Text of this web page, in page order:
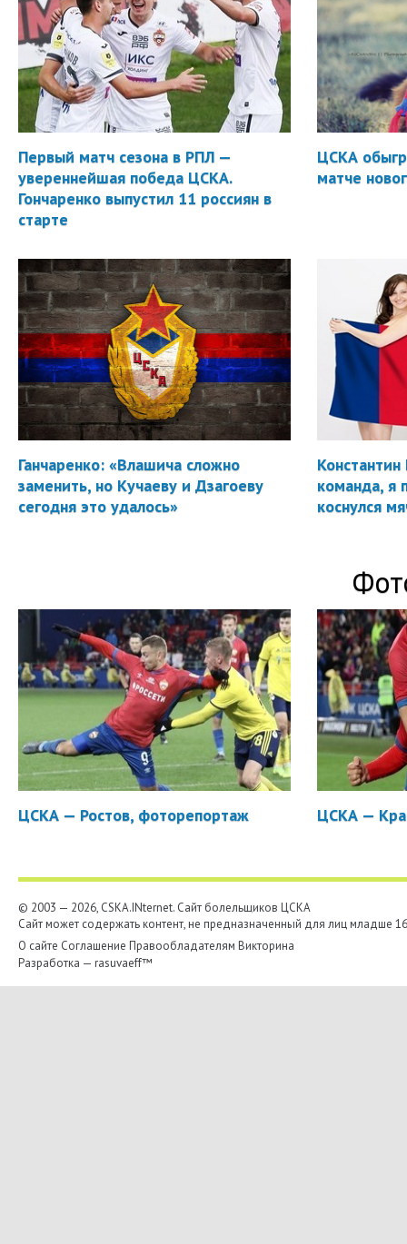
Первый матч сезона в РПЛ —
увереннейшая победа ЦСКА.
Гончаренко выпустил 11 россиян в
старте
ЦСКА
матче
Ганчаренко: «Влашича сложно
заменить, но Кучаеву и Дзагоеву
сегодня это удалось»
Константин
команда, я
коснулся
ЦСКА — Ростов, фоторепортаж ЦСКА —
© 2003 — 2026, CSKA.INternet. Cайт болельщиков ЦСКА
Сайт может содержать контент, не предназначенный для лиц младше
О сайте Соглашение Правообладателям Викторина
Разработка — rasuvaeff™